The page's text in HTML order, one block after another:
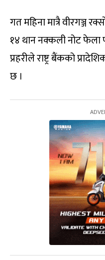
गत महिना मात्रै वीरगञ्ज
१४ थान नक्कली नोट फेला
प्रहरीले राष्ट्र बैंकको
छ ।